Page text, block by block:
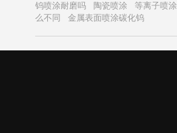
钨喷涂耐磨吗
陶瓷喷涂 等离子喷涂
么不同
金属表面喷涂碳化钨